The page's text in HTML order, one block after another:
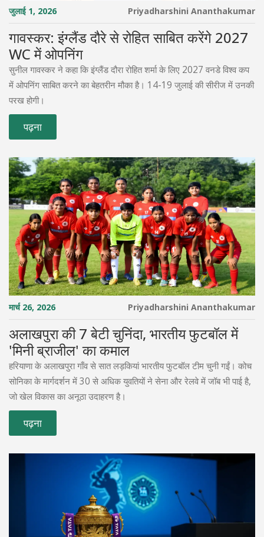
जुलाई 1, 2026 Priyadharshini Ananthakumar
गावस्कर: इंग्लैंड दौरे से रोहित साबित करेंगे 2027
WC में ओपनिंग
सुनील गावस्कर ने कहा कि इंग्लैंड दौरा रोहित शर्मा के लिए 2027 वनडे विश्व कप
में ओपनिंग साबित करने का बेहतरीन मौका है। 14-19 जुलाई की सीरीज में उनकी
परख होगी।
पढ़ना
मार्च 26, 2026 Priyadharshini Ananthakumar
अलाखपुरा की 7 बेटी चुनिंदा, भारतीय फुटबॉल में
'मिनी ब्राजील' का कमाल
हरियाणा के अलाखपुरा गाँव से सात लड़कियां भारतीय फुटबॉल टीम चुनी गईं। कोच
सोनिका के मार्गदर्शन में 30 से अधिक युवतियों ने सेना और रेलवे में जॉब भी पाई है,
जो खेल विकास का अनूठा उदाहरण है।
पढ़ना